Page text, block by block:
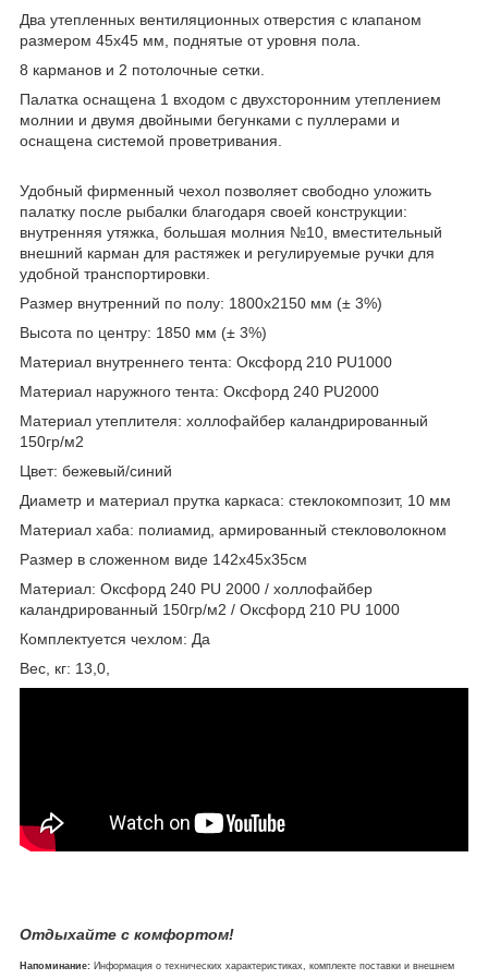
Два утепленных вентиляционных отверстия с клапаном
размером 45х45 мм, поднятые от уровня пола.
8 карманов и 2 потолочные сетки.
Палатка оснащена 1 входом с двухсторонним утеплением
молнии и двумя двойными бегунками с пуллерами и
оснащена системой проветривания.
Удобный фирменный чехол позволяет свободно уложить
палатку после рыбалки благодаря своей конструкции:
внутренняя утяжка, большая молния №10, вместительный
внешний карман для растяжек и регулируемые ручки для
удобной транспортировки.
Размер внутренний по полу: 1800х2150 мм (± 3%)
Высота по центру: 1850 мм (± 3%)
Материал внутреннего тента: Оксфорд 210 PU1000
Материал наружного тента: Оксфорд 240 PU2000
Материал утеплителя: холлофайбер каландрированный
150гр/м2
Цвет: бежевый/синий
Диаметр и материал прутка каркаса: стеклокомпозит, 10 мм
Материал хаба: полиамид, армированный стекловолокном
Размер в сложенном виде 142х45х35см
Материал: Оксфорд 240 PU 2000 / холлофайбер
каландрированный 150гр/м2 / Оксфорд 210 PU 1000
Комплектуется чехлом: Да
Вес, кг: 13,0,
Отдыхайте с комфортом!
Напоминание: Информация о технических характеристиках, комплекте поставки и внешнем